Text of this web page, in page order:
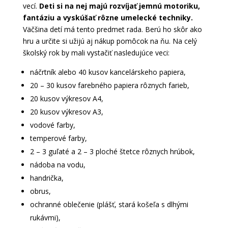
vecí. Deti si na nej majú rozvíjať jemnú motoriku,
fantáziu a vyskúšať rôzne umelecké techniky.
Väčšina detí má tento predmet rada. Berú ho skôr ako
hru a určite si užijú aj nákup pomôcok na ňu. Na celý
školský rok by mali vystačiť nasledujúce veci:
náčrtník alebo 40 kusov kancelárskeho papiera,
20 – 30 kusov farebného papiera rôznych farieb,
20 kusov výkresov A4,
20 kusov výkresov A3,
vodové farby,
temperové farby,
2 – 3 guľaté a 2 – 3 ploché štetce rôznych hrúbok,
nádoba na vodu,
handrička,
obrus,
ochranné oblečenie (plášť, stará košeľa s dlhými
rukávmi),